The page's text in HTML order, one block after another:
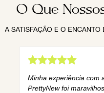
O Que
A SATISFAÇÃO E O
Minha experiência com
PrettyNew foi